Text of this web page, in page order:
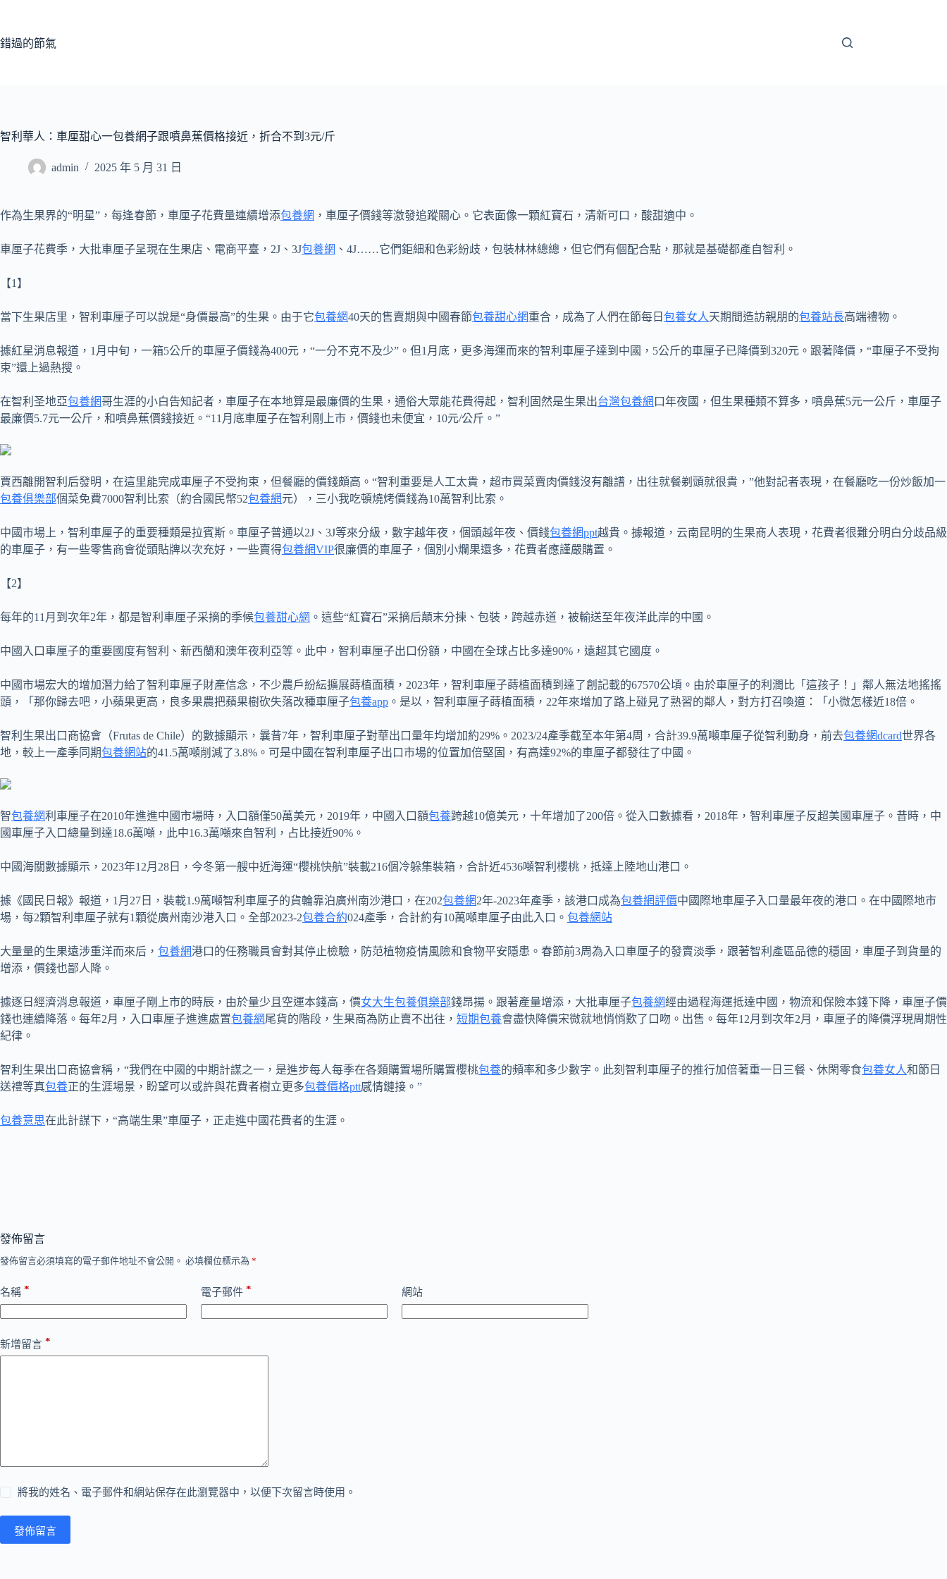
主
錯過的節氣
智利華人：車厘甜心一包養網子跟噴鼻蕉價格接近，折合不到3元/斤
admin 2025 年 5 月 31 日
作為生果界的“明星”，每逢春節，車厘子花費量連續增添包養網 ，車厘子價錢等激發追蹤關心。它表面像一顆紅寶石，清新可口，酸甜適中。
車厘子花費季，大批車厘子呈現在生果店、電商平臺，2J、3J包養網 、4J……它們鉅細和色彩紛歧，包裝林林總總，但它們有個配合點，那就是基礎都產自智利。
【1】
當下生果店里，智利車厘子可以說是“身價最高”的生果。由于它包養網40天的售賣期與中國春節包養甜心網重合，成為了人們在節每日 包養女人天期間造訪親朋的包養站長高端禮物。
據紅星消息報道，1月中旬，一箱5公斤的車厘子價錢為400元，“一分不克不及少”。但1月底，更多海運而來的智利車厘子達到中國，5公斤的車厘子已降價到320元。跟著降價，“車厘子不受拘
束”還上過熱搜。
在智利圣地亞包養網哥生涯的小白告知記者，車厘子在本地算是最廉價的生果，通俗大眾能花費得起，智利固然是生果出台灣包養網 口年夜國，但生果種類不算多，噴鼻蕉5元一公斤，車厘子
最廉價5.7元一公斤，和噴鼻蕉價錢接近。“11月底車厘子在智利剛上市，價錢也未便宜，10元/公斤。”
賈西離開智利后發明，在這里能完成車厘子不受拘束，但餐廳的價錢頗高。“智利重要是人工太貴，超市買菜賣肉價錢沒有離譜，出往就餐剃頭就很貴，”他對記者表現，在餐廳吃一份炒飯加一
包養俱樂部個菜免費7000智利比索（約合國民幣52包養網元），三小我吃頓燒烤價錢為10萬智利比索。
中國市場上，智利車厘子的重要種類是拉賓斯。車厘子普通以2J、3J等來分級，數字越年夜，個頭越年夜、價錢包養網ppt越貴。據報道，云南昆明的生果商人表現，花費者很難分明白分歧品級
的車厘子，有一些零售商會從頭貼牌以次充好，一些賣得包養網VIP很廉價的車厘子，個別小爛果還多，花費者應謹嚴購置。
【2】
每年的11月到次年2年，都是智利車厘子采摘的季候包養甜心網 。這些“紅寶石”采摘后顛末分揀、包裝，跨越赤道，被輸送至年夜洋此岸的中國。
中國入口車厘子的重要國度有智利、新西蘭和澳年夜利亞等。此中，智利車厘子出口份額，中國在全球占比多達90%，遠超其它國度。
中國市場宏大的增加潛力給了智利車厘子財產信念，不少農戶紛紜擴展蒔植面積，2023年，智利車厘子蒔植面積到達了創記載的67570公頃。由於車厘子的利潤比「這孩子！」鄰人無法地搖搖
頭，「那你歸去吧，小蘋果更高，良多果農把蘋果樹砍失落改種車厘子包養app 。是以，智利車厘子蒔植面積，22年來增加了路上碰見了熟習的鄰人，對方打召喚道：「小微怎樣近18倍。
智利生果出口商協會（Frutas de Chile）的數據顯示，曩昔7年，智利車厘子對華出口量年均增加約29%。2023/24產季截至本年第4周，合計39.9萬噸車厘子從智利動身，前去包養網dcard世界各
地，較上一產季同期包養網站的41.5萬噸削減了3.8%。可是中國在智利車厘子出口市場的位置加倍堅固，有高達92%的車厘子都發往了中國。
智包養網利車厘子在2010年進進中國市場時，入口額僅50萬美元，2019年，中國入口額包養跨越10億美元，十年增加了200倍。從入口數據看，2018年，智利車厘子反超美國車厘子。昔時，中
國車厘子入口總量到達18.6萬噸，此中16.3萬噸來自智利，占比接近90%。
中國海關數據顯示，2023年12月28日，今冬第一艘中近海運“櫻桃快航”裝載216個冷躲集裝箱，合計近4536噸智利櫻桃，抵達上陸地山港口。
據《國民日報》報道，1月27日，裝載1.9萬噸智利車厘子的貨輪靠泊廣州南沙港口，在202包養網2年-2023年產季，該港口成為包養網評價中國際地車厘子入口量最年夜的港口。在中國際地市
場，每2顆智利車厘子就有1顆從廣州南沙港入口。全部2023-2包養合約024產季，合計約有10萬噸車厘子由此入口。 包養網站
大量量的生果遠涉重洋而來后， 包養網港口的任務職員會對其停止檢驗，防范植物疫情風險和食物平安隱患。春節前3周為入口車厘子的發賣淡季，跟著智利產區品德的穩固，車厘子到貨量的
增添，價錢也鄙人降。
據逐日經濟消息報道，車厘子剛上市的時辰，由於量少且空運本錢高，價女大生包養俱樂部錢昂揚。跟著產量增添，大批車厘子包養網經由過程海運抵達中國，物流和保險本錢下降，車厘子價
錢也連續降落。每年2月，入口車厘子進進處置包養網尾貨的階段，生果商為防止賣不出往， 短期包養會盡快降價宋微就地悄悄歎了口吻。出售。每年12月到次年2月，車厘子的降價浮現周期性
紀律。
智利生果出口商協會稱，“我們在中國的中期計謀之一，是進步每人每季在各類購置場所購置櫻桃包養的頻率和多少數字。此刻智利車厘子的推行加倍著重一日三餐、休閑零食包養女人和節日
送禮等真包養正的生涯場景，盼望可以或許與花費者樹立更多包養價格ptt感情鏈接。”
包養意思在此計謀下，“高端生果”車厘子，正走進中國花費者的生涯。
發佈留言
發佈留言必須填寫的電子郵件地址不會公開。 必填欄位標示為 *
名稱 * 電子郵件 * 網站
新增留言 *
將我的姓名、電子郵件和網站保存在此瀏覽器中，以便下次留言時使用。
發佈留言